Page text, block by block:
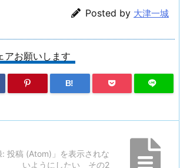
Posted by 大津一城
アお願いします
B!
投稿 (Atom)」を表示されな
いようにしたい その2